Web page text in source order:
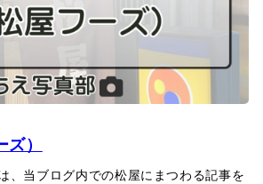
）
、当ブログ内での松屋にまつわる記事を